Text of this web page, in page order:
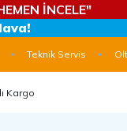
İNCELE"
Teknik Servis